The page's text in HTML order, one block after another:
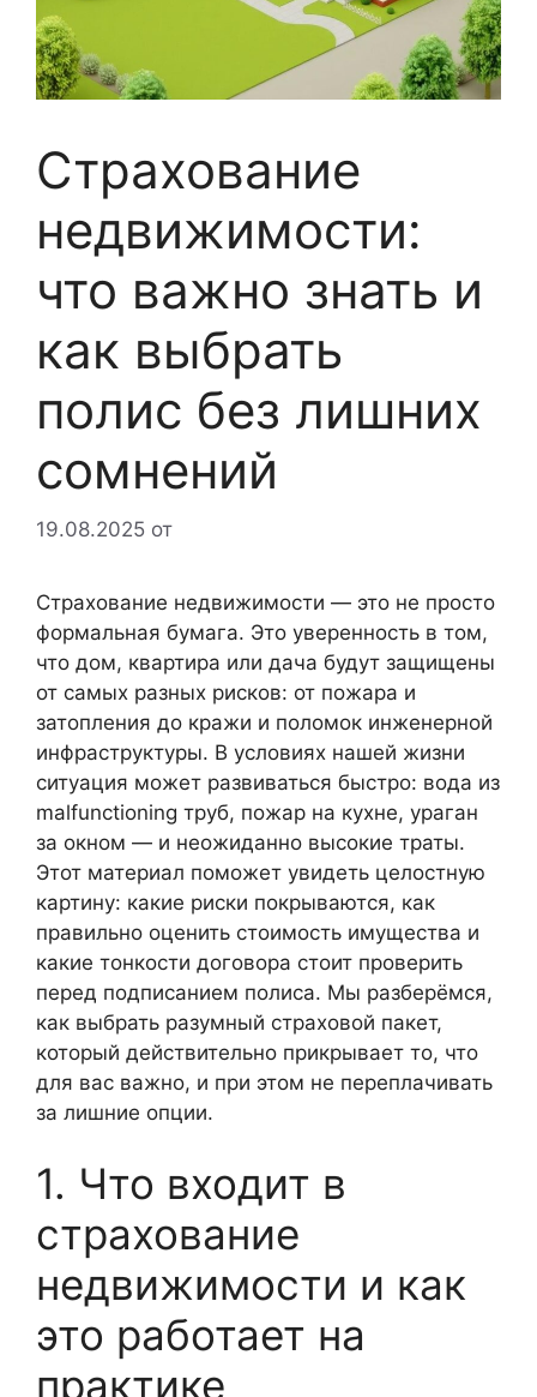
Страхование
недвижимости:
что важно знать и
как выбрать
полис без лишних
сомнений
19.08.2025 от
Страхование недвижимости — это не просто
формальная бумага. Это уверенность в том,
что дом, квартира или дача будут защищены
от самых разных рисков: от пожара и
затопления до кражи и поломок инженерной
инфраструктуры. В условиях нашей жизни
ситуация может развиваться быстро: вода из
malfunctioning труб, пожар на кухне, ураган
за окном — и неожиданно высокие траты.
Этот материал поможет увидеть целостную
картину: какие риски покрываются, как
правильно оценить стоимость имущества и
какие тонкости договора стоит проверить
перед подписанием полиса. Мы разберёмся,
как выбрать разумный страховой пакет,
который действительно прикрывает то, что
для вас важно, и при этом не переплачивать
за лишние опции.
1. Что входит в
страхование
недвижимости и как
это работает на
практике